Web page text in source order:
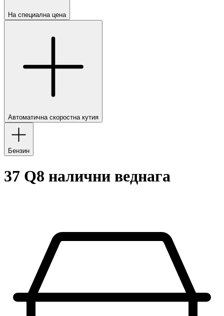
На специална цена
Автоматична скоростна кутия
Бензин
37 Q8 налични веднага